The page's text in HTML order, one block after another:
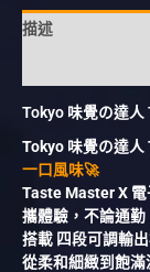
描述
Tokyo 味覺の達
Tokyo 味覺の達人
一口風味🚀
Taste Master X
攜體驗，不論通勤
搭載 四段可調輸
從柔和細緻到飽滿